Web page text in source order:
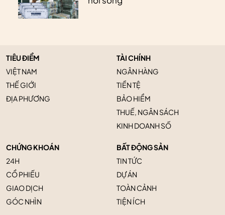
TIÊU ĐIỂM
VIỆT NAM
THẾ GIỚI
ĐỊA PHƯƠNG
TÀI CHÍNH
NGÂN HÀNG
TIỀN TỆ
BẢO HIỂM
THUẾ, NGÂN SÁCH
KINH DOANH SỐ
CHỨNG KHOÁN
24H
CỔ PHIẾU
GIAO DỊCH
GÓC NHÌN
BẤT ĐỘNG SẢN
TIN TỨC
DỰ ÁN
TOÀN CẢNH
TIỆN ÍCH